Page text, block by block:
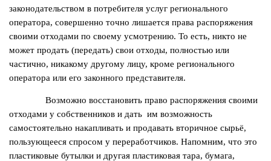
законодательством в потребителя услуг регионального
оператора, совершенно точно лишается права распоряжения
своими отходами по своему усмотрению. То есть, никто не
может продать (передать) свои отходы, полностью или
частично, никакому другому лицу, кроме регионального
оператора или его законного представителя.
Возможно восстановить право распоряжения своими
отходами у собственников и дать им возможность
самостоятельно накапливать и продавать вторичное сырьё,
пользующееся спросом у переработчиков. Напомним, что это
пластиковые бутылки и другая пластиковая тара, бумага,